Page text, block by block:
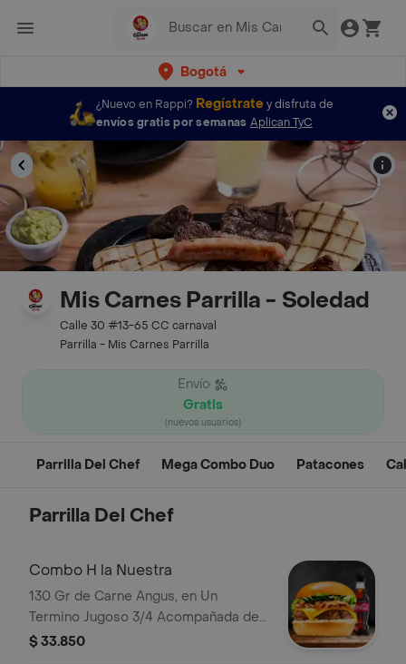
Bogotá
¿Nuevo en Rappi? Regístratey disfruta de
envíos gratis por semanas Aplican TyC
Mis Carnes Parrilla - Soledad
Calle 30 #13-65 CC carnaval
Parrilla - Mis Carnes Parrilla
Envío
Gratis
(nuevos usuarios)
Parrilla Del Chef Mega Combo Duo Patacones
Parrilla Del Chef
Combo H la Nuestra
130 Gr de Carne Angus, en Un
Termino Jugoso 3/4 Acompañada de
Queso Cheddar, Lechuga y Tocineta
$ 33.850